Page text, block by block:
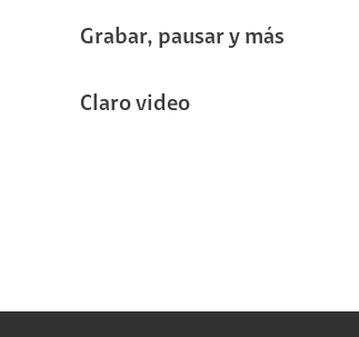
Grabar, pausar y más
Claro video